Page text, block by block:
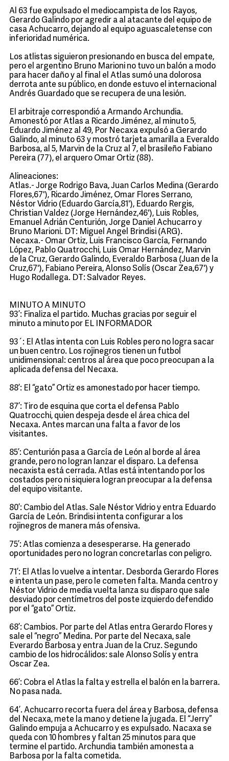
Al 63 fue expulsado el mediocampista de los Rayos,
Gerardo Galindo por agredir a al atacante del equipo de
casa Achucarro, dejando al equipo aguascaletense con
inferioridad numérica.
Los atlistas siguieron presionando en busca del empate,
pero el argentino Bruno Marioni no tuvo un balón a modo
para hacer daño y al final el Atlas sumó una dolorosa
derrota ante su público, en donde estuvo el internacional
Andrés Guardado que se recupera de una lesión.
El arbitraje correspondió a Armando Archundia.
Amonestó por Atlas a Ricardo Jiménez, al minuto 5,
Eduardo Jiménez al 49, Por Necaxa expulsó a Gerardo
Galindo, al minuto 63 y mostró tarjeta amarilla a Everaldo
Barbosa, al 5, Marvin de la Cruz al 7, el brasileño Fabiano
Pereira (77), el arquero Omar Ortiz (88).
Alineaciones:
Atlas.- Jorge Rodrigo Bava, Juan Carlos Medina (Gerardo
Flores,67'), Ricardo Jiménez, Omar Flores Serrano,
Néstor Vidrio (Eduardo García,81'), Eduardo Rergis,
Christian Valdez (Jorge Hernández,46'), Luis Robles,
Emanuel Adrián Centurión, Jorge Daniel Achucarro y
Bruno Marioni. DT: Miguel Angel Brindisi (ARG).
Necaxa.- Omar Ortiz, Luis Francisco García, Fernando
López, Pablo Quatrocchi, Luis Omar Hernández, Marvin
de la Cruz, Gerardo Galindo, Everaldo Barbosa (Juan de la
Cruz,67'), Fabiano Pereira, Alonso Solís (Oscar Zea,67') y
Hugo Rodallega. DT: Salvador Reyes.
MINUTO A MINUTO
93’: Finaliza el partido. Muchas gracias por seguir el
minuto a minuto por EL INFORMADOR.
93´: El Atlas intenta con Luis Robles pero no logra sacar
un buen centro. Los rojinegros tienen un futbol
unidimensional: centros al área que poco preocupan a la
aplicada defensa del Necaxa.
88’: El “gato” Ortiz es amonestado por hacer tiempo.
87’: Tiro de esquina que corta el defensa Pablo
Quatrocchi, quien despeja desde el área chica del
Necaxa. Antes marcan una falta a favor de los
visitantes.
85’: Centurión pasa a García de León al borde al área
grande, pero no logran lanzar el disparo. La defensa
necaxista está cerrada. Atlas está intentando por los
costados pero ni siquiera logran preocupar a la defensa
del equipo visitante.
80’: Cambio del Atlas. Sale Néstor Vidrio y entra Eduardo
García de León. Brindisi intenta configurar a los
rojinegros de manera más ofensiva.
75’: Atlas comienza a desesperarse. Ha generado
oportunidades pero no logran concretarlas con peligro.
71’: El Atlas lo vuelve a intentar. Desborda Gerardo Flores
e intenta un pase, pero le cometen falta. Manda centro y
Néstor Vidrio de media vuelta lanza su disparo que sale
desviado por centímetros del poste izquierdo defendido
por el “gato” Ortiz.
68’: Cambios. Por parte del Atlas entra Gerardo Flores y
sale el “negro” Medina. Por parte del Necaxa, sale
Everardo Barbosa y entra Juan de la Cruz. Segundo
cambio de los hidrocálidos: sale Alonso Solís y entra
Oscar Zea.
66’: Cobra el Atlas la falta y estrella el balón en la barrera.
No pasa nada.
64’. Achucarro recorta fuera del área y Barbosa, defensa
del Necaxa, mete la mano y detiene la jugada. El “Jerry”
Galindo empuja a Achucarro y es expulsado. Nacaxa se
queda con 10 hombres y faltan 25 minutos para que
termine el partido. Archundia también amonesta a
Barbosa por la falta cometida.